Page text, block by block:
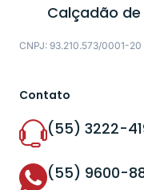
Calçadão de
CNPJ: 93.210.573/0001-20
Contato
(55) 3222-
(55) 9600-